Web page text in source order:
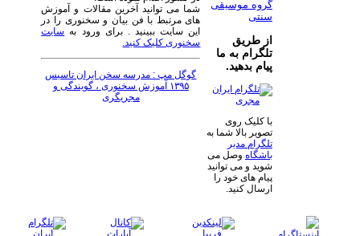
شما می توانید آخرین مقالات و آموزش
های مرتبط با فن بیان و سخنوری را در
این سایت ببینید . برای ورود به سایت
سخنوری کلیک کنید.
گوگل مپ : مدرسه سخن ایران تاسیس
۱۳۹۵ آموزش سخنوری ، گویندگی و
مجریگری
گروه موسیقی
سنتی
از طریق
تلگرام به ما
پیام بدهید.
با کلیک روی
تصویر بالا شما به
تلگرام مدیر
باشگاه وصل می
شوید و می توانید
پیام های خود را
ارسال کنید.